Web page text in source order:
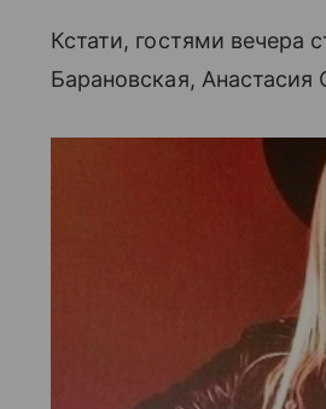
Кстати, гостями вечера
Барановская,